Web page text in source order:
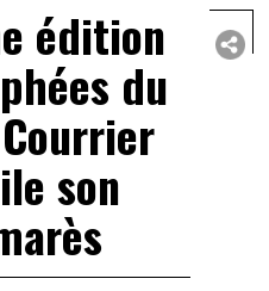
édition
du
son